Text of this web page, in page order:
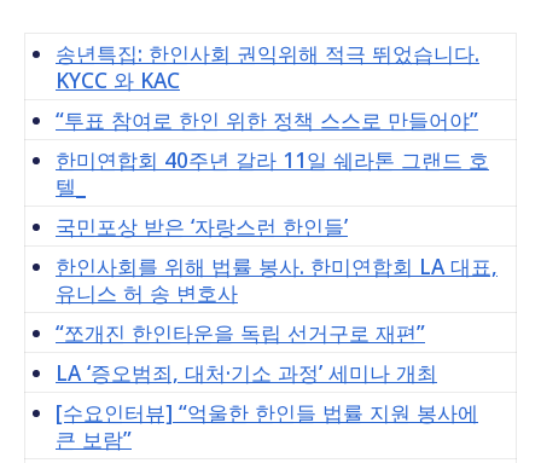
송년특집: 한인사회 권익위해 적극 뛰었습니다.
KYCC 와 KAC
“투표 참여로 한인 위한 정책 스스로 만들어야”
한미연합회 40주년 갈라 11일 쉐라톤 그랜드 호
텔_
국민포상 받은 ‘자랑스런 한인들’
한인사회를 위해 법률 봉사. 한미연합회 LA 대표,
유니스 허 송 변호사
“쪼개진 한인타운을 독립 선거구로 재편”
LA ‘증오범죄, 대처·기소 과정’ 세미나 개최
[수요인터뷰] “억울한 한인들 법률 지원 봉사에
큰 보람”